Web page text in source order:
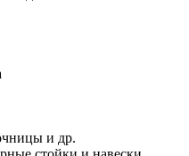
и др.